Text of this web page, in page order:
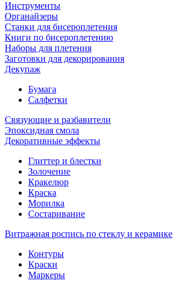
Инструменты
Органайзеры
Станки для бисероплетения
Книги по бисероплетению
Наборы для плетения
Заготовки для декорирования
Декупаж
Бумага
Салфетки
Связующие и разбавители
Эпоксидная смола
Декоративные эффекты
Глиттер и блестки
Золочение
Кракелюр
Краска
Морилка
Состаривание
Витражная роспись по стеклу и керамике
Контуры
Краски
Маркеры